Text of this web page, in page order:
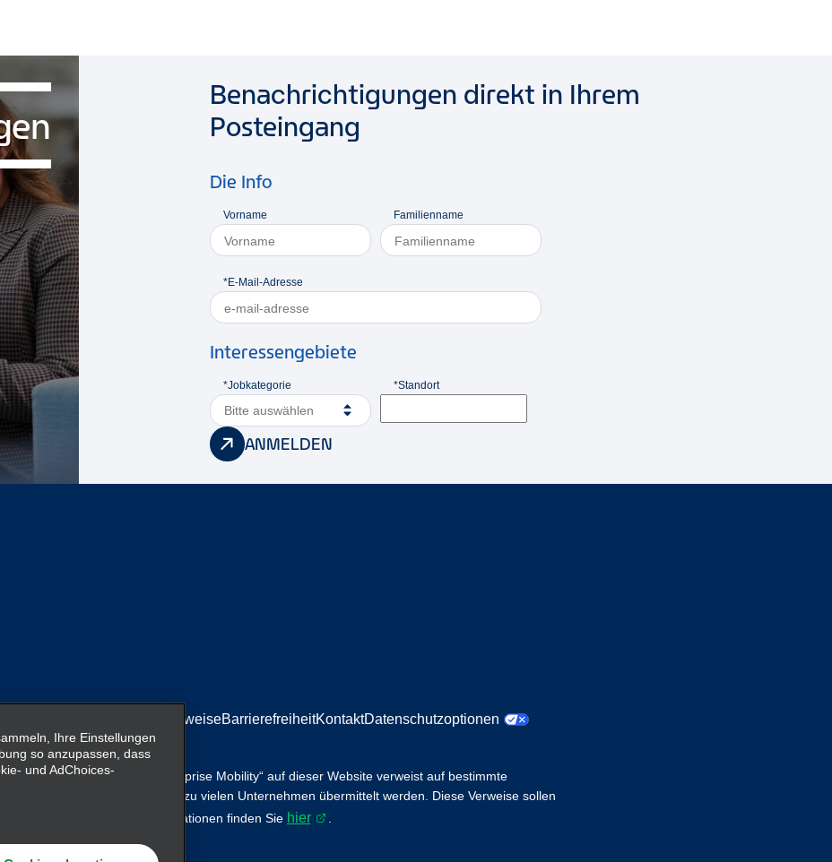
Benachrichtigungen direkt in Ihrem
Posteingang
Die Info
Vorname Familienname
*E-Mail-Adresse
Interessengebiete
*Jobkategorie
Bitte auswählen
*Standort
ANMELDEN
Impressum/Rechtliche HinweiseBarrierefreiheitKontaktDatenschutzoptionen
Der Begriff „Enterprise Mobility“ auf dieser Website verweist auf bestimmte
Mobility, wobei Informationen zu vielen Unternehmen übermittelt werden. Diese Verweise sollen
oder ersetzen. Weitere Informationen finden Sie hier
Ihre Einstellungen
so anzupassen, dass
und AdChoices-